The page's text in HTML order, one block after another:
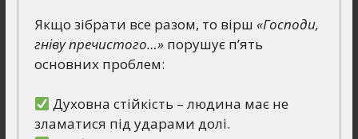
Якщо зібрати все разом, то вірш «Господи,
гніву пречистого…»порушує п’ять
основних проблем:
Духовна стійкість – людина має не
зламатися під ударами долі.